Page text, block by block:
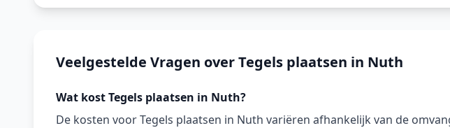
Veelgestelde Vragen over Tegels plaatsen in Nuth
Wat kost Tegels plaatsen in Nuth?
De kosten voor Tegels plaatsen in Nuth variëren afhankelijk van de